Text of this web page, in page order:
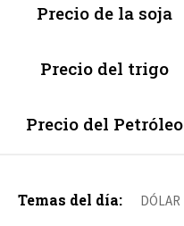
Precio de la soja
Precio del trigo
Precio del Petróleo
Temas del día: DÓLAR